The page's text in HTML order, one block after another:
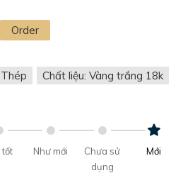
Order
Chất liệu: Vàng trắng 18k
tốt Như mới
Chưa sử
dụng
Mới